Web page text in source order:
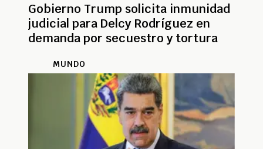
Gobierno Trump solicita inmunidad
judicial para Delcy Rodríguez en
demanda por secuestro y tortura
MUNDO